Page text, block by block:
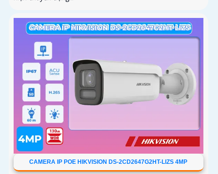
CAMERA IP POE HIKVISION DS-2CD2647G2HT-LIZS 4MP